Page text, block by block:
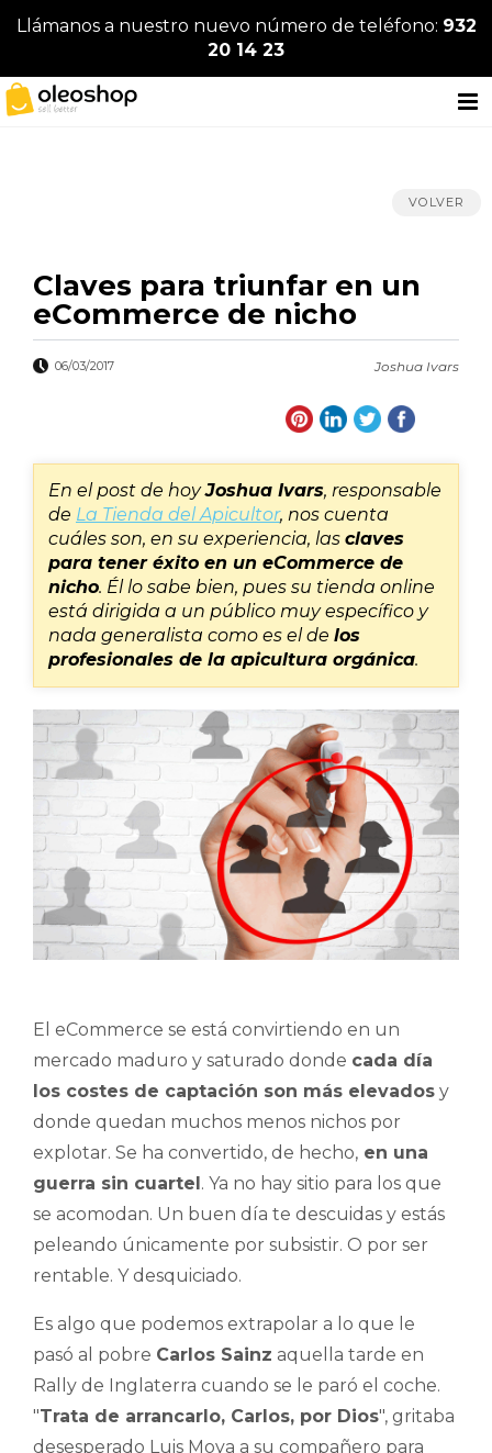
Llámanos a nuestro nuevo número de teléfono: 932
20 14 23
VOLVER
Claves para triunfar en un
eCommerce de nicho
Joshua Ivars
06/03/2017
En el post de hoyJoshua Ivars, responsable
de La Tienda del Apicultor, nos cuenta
cuáles son, en su experiencia, las claves
para tener éxito en un eCommerce de
nicho. Él lo sabe bien, pues su tienda online
está dirigida a un público muy específico y
nada generalista como es el de los
profesionales de la apicultura orgánica.
El eCommerce se está convirtiendo en un
mercado maduro y saturado donde cada día
los costes de captación son más elevados y
donde quedan muchos menos nichos por
explotar. Se ha convertido, de hecho, en una
guerra sin cuartel . Ya no hay sitio para los que
se acomodan. Un buen día te descuidas y estás
peleando únicamente por subsistir. O por ser
rentable. Y desquiciado.
Es algo que podemos extrapolar a lo que le
pasó al pobre Carlos Sainz aquella tarde en
Rally de Inglaterra cuando se le paró el coche.
"Trata de arrancarlo, Carlos, por Dios", gritaba
desesperado Luis Moya a su compañero para